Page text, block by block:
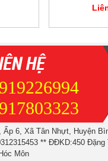
6, Xã Tân Nhựt, Huyện
** ĐĐKD:450 Đặng
Môn